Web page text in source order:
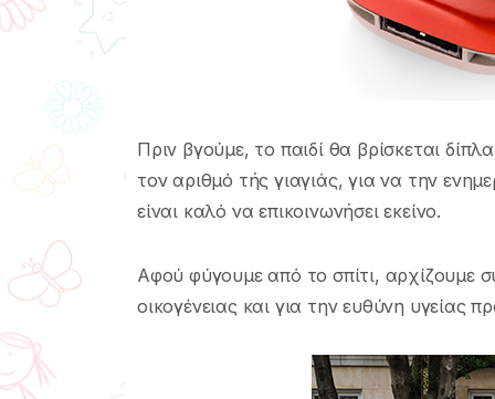
Πριν βγούμε, το παιδί θα βρίσκεται
τον αριθμό τής γιαγιάς, για να την
είναι καλό να επικοινωνήσει εκείνο.
Αφού φύγουμε από το σπίτι, αρχίζουμε
οικογένειας και για την ευθύνη υγείας